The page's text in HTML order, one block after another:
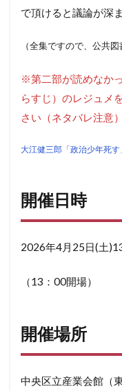
で頂けると議論が深
（全集ですので、公共
※第二部が読めなか
らすじ）のレジュメ
さい（ネタバレ注意）
大江健三郎「政治少年死す
開催日時
2026年4月25日(土
（13：00開場）
開催場所
中央区立産業会館（